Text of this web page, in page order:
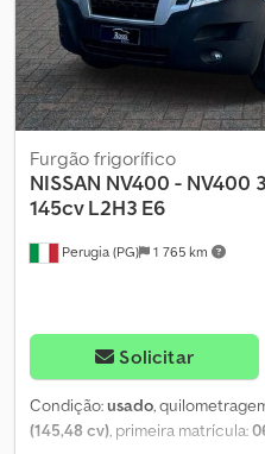
Perugia (PG) 1 765 km
Furgão frigorífico
NISSAN NV400 - NV400
145cv L2H3 E6
Solicitar
Condição:usado,
(145,48 cv), primeira matrícula: